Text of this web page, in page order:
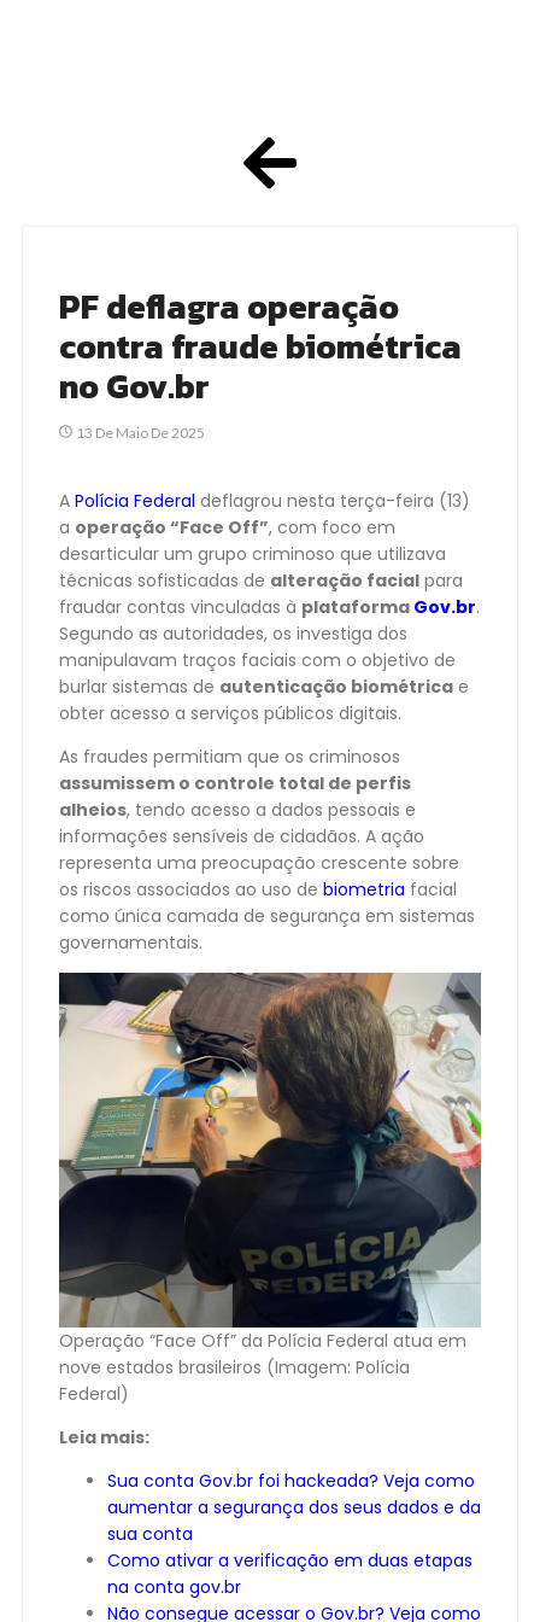
PF deflagra operação
contra fraude biométrica
no Gov.br
13 De Maio De 2025
A Polícia Federal deflagrou nesta terça-feira (13)
a operação “Face Off”, com foco em
desarticular um grupo criminoso que utilizava
técnicas sofisticadas de alteração facial para
fraudar contas vinculadas à plataforma Gov.br.
Segundo as autoridades, os investiga dos
manipulavam traços faciais com o objetivo de
burlar sistemas de autenticação biométrica e
obter acesso a serviços públicos digitais.
As fraudes permitiam que os criminosos
assumissem o controle total de perfis
alheios, tendo acesso a dados pessoais e
informações sensíveis de cidadãos. A ação
representa uma preocupação crescente sobre
os riscos associados ao uso de biometria facial
como única camada de segurança em sistemas
governamentais.
Operação “Face Off” da Polícia Federal atua em
nove estados brasileiros (Imagem: Polícia
Federal)
Leia mais:
Sua conta Gov.br foi hackeada? Veja como
aumentar a segurança dos seus dados e da
sua conta
Como ativar a verificação em duas etapas
na conta gov.br
Não consegue acessar o Gov.br? Veja como